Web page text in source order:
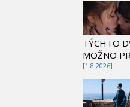
TÝCHTO
MOŽNO
[1.8 2026]